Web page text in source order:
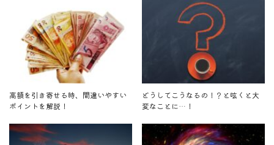
高額を引き寄せる時、間違いやすい
ポイントを解説！
どうしてこうなるの！？と呟くと大
変なことに…！